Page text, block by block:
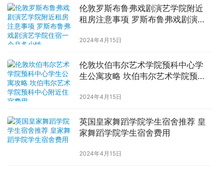
伦敦罗斯布鲁弗戏剧演艺学院附近
租房注意事项 罗斯布鲁弗戏剧演艺
2024年4月15日
伦敦坎伯韦尔艺术学院预科中心学
生公寓攻略 坎伯韦尔艺术学院预科
2024年4月15日
英国皇家舞蹈学院学生宿舍推荐 皇
家舞蹈学院学生宿舍费用
2024年4月15日